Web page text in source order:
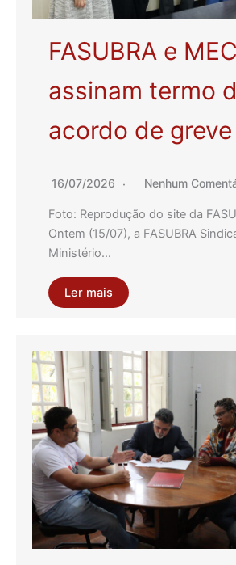
FASUBRA e MEC
assinam termo
acordo de greve
16/07/2026 Nenhum
Foto: Reprodução do site da
Ontem (15/07), a FASUBRA
Ministério…
Ler mais